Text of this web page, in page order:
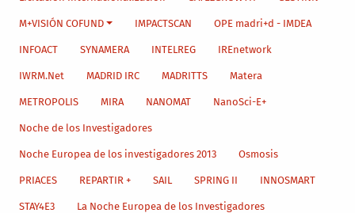
M+VISIÓN COFUND IMPACTSCAN OPE madri+d - IMDEA
INFOACT SYNAMERA INTELREG IREnetwork
IWRM.Net MADRID IRC MADRITTS Matera
METROPOLIS MIRA NANOMAT NanoSci-E+
Noche de los Investigadores
Noche Europea de los investigadores 2013 Osmosis
PRIACES REPARTIR + SAIL SPRING II INNOSMART
STAY4E3 La Noche Europea de los Investigadores